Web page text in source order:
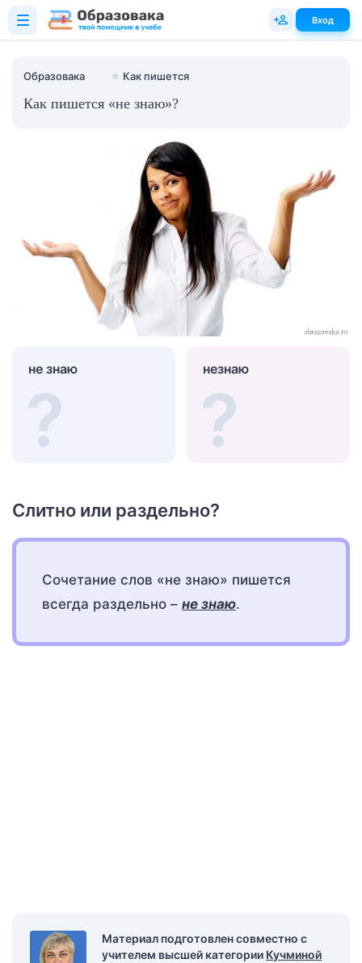
Образовака ⭐ Как пишется
Как пишется «не знаю»?
не знаю незнаю
Слитно или раздельно?
Сочетание слов «не знаю» пишется
всегда раздельно – не знаю.
Материал подготовлен совместно с
учителем высшей категории Кучминой
Вход